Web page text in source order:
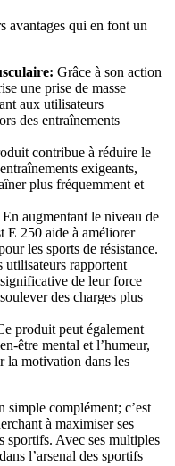
avantages qui en font un
Grâce à son action
une prise de masse
aux utilisateurs
des entraînements
contribue à réduire le
exigeants,
plus fréquemment et
En augmentant le niveau de
E 250 aide à améliorer
les sports de résistance.
utilisateurs rapportent
de leur force
des charges plus
produit peut également
être mental et l’humeur,
la motivation dans les
simple complément; c’est
à maximiser ses
sportifs. Avec ses multiples
l’arsenal des sportifs